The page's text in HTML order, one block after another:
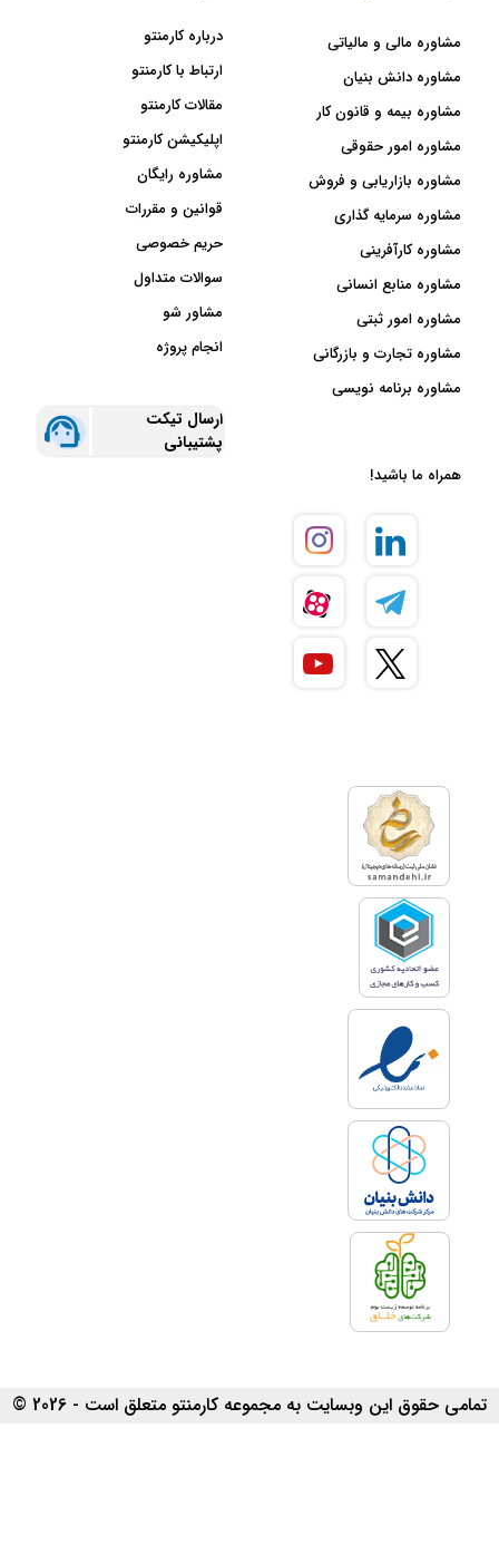
مشاوره مالی و مالیاتی
مشاوره دانش بنیان
مشاوره بیمه و قانون کار
مشاوره امور حقوقی
مشاوره بازاریابی و فروش
مشاوره سرمایه گذاری
مشاوره کارآفرینی
مشاوره منابع انسانی
مشاوره امور ثبتی
مشاوره تجارت و بازرگانی
مشاوره برنامه نویسی
درباره کارمنتو
ارتباط با کارمنتو
مقالات کارمنتو
اپلیکیشن کارمنتو
مشاوره رایگان
قوانین و مقررات
حریم خصوصی
سوالات متداول
مشاور شو
انجام پروژه
ارسال تیکت
پشتیبانی
همراه ما باشید!
تمامی حقوق این وبسایت به مجموعه کارمنتو متعلق است - 2026 ©